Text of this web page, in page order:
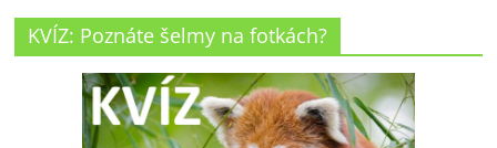
KVÍZ: Poznáte šelmy na fotkách?